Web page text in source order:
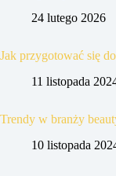
24 lutego 2026
Jak przygotować się
11 listopada
Trendy w branży
10 listopada